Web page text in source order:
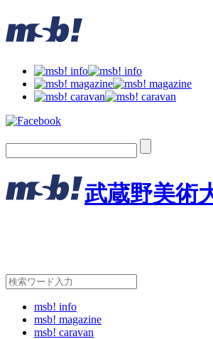
武蔵野美術
msb! info
msb! magazine
msb! caravan